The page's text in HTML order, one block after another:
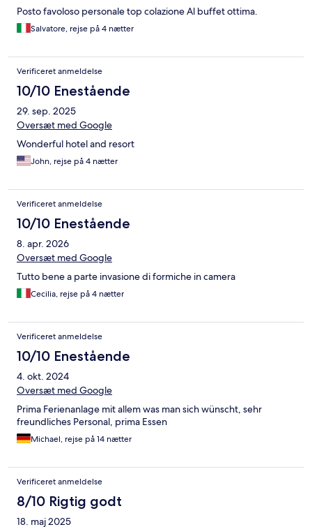
Posto favoloso personale top colazione Al buffet ottima.
Salvatore, rejse på 4 nætter
Verificeret anmeldelse
10/10 Enestående
29. sep. 2025
Oversæt med Google
Wonderful hotel and resort
John, rejse på 4 nætter
Verificeret anmeldelse
10/10 Enestående
8. apr. 2026
Oversæt med Google
Tutto bene a parte invasione di formiche in camera
Cecilia, rejse på 4 nætter
Verificeret anmeldelse
10/10 Enestående
4. okt. 2024
Oversæt med Google
Prima Ferienanlage mit allem was man sich wünscht, sehr
freundliches Personal, prima Essen
Michael, rejse på 14 nætter
Verificeret anmeldelse
8/10 Rigtig godt
18. maj 2025